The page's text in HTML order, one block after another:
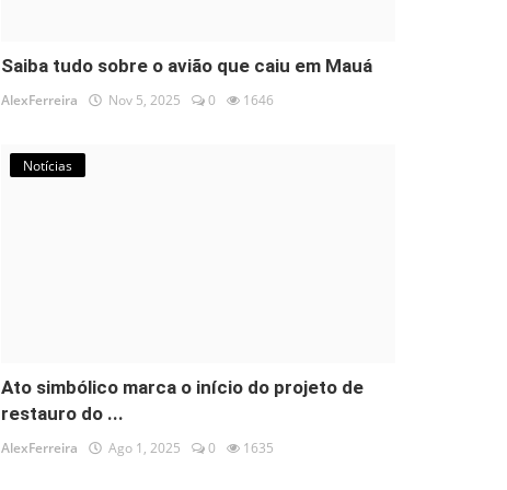
Saiba tudo sobre o avião que caiu em Mauá
AlexFerreira Nov 5, 2025 0 1646
Notícias
Ato simbólico marca o início do projeto de
restauro do ...
AlexFerreira Ago 1, 2025 0 1635